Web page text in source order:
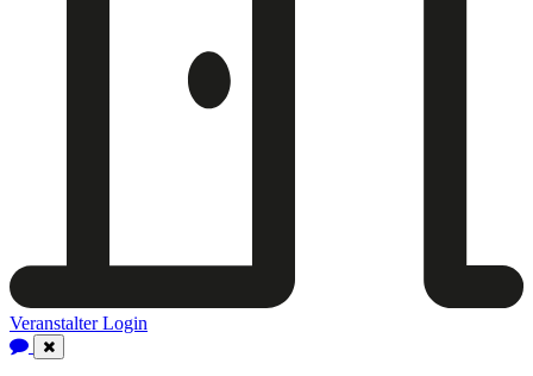
Veranstalter Login
Close
Navigation